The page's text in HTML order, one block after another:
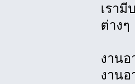
เรามี
ต่างๆ
งานอ
งานอ